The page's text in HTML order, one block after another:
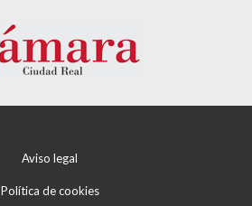
Aviso legal
Política de cookies